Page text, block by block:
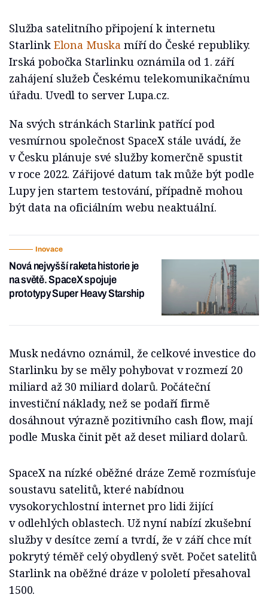
Služba satelitního připojení k internetu
Starlink Elona Muska míří do České republiky.
Irská pobočka Starlinku oznámila od 1. září
zahájení služeb Českému telekomunikačnímu
úřadu. Uvedl to server Lupa.cz.
Na svých stránkách Starlink patřící pod
vesmírnou společnost SpaceX stále uvádí, že
v Česku plánuje své služby komerčně spustit
v roce 2022. Zářijové datum tak může být podle
Lupy jen startem testování, případně mohou
být data na oficiálním webu neaktuální.
Inovace
Nová nejvyšší raketa historie je
na světě. SpaceX spojuje
prototypy Super Heavy Starship
Musk nedávno oznámil, že celkové investice do
Starlinku by se měly pohybovat v rozmezí 20
miliard až 30 miliard dolarů. Počáteční
investiční náklady, než se podaří firmě
dosáhnout výrazně pozitivního cash flow, mají
podle Muska činit pět až deset miliard dolarů.
SpaceX na nízké oběžné dráze Země rozmísťuje
soustavu satelitů, které nabídnou
vysokorychlostní internet pro lidi žijící
v odlehlých oblastech. Už nyní nabízí zkušební
služby v desítce zemí a tvrdí, že v září chce mít
pokrytý téměř celý obydlený svět. Počet satelitů
Starlink na oběžné dráze v pololetí přesahoval
1500.